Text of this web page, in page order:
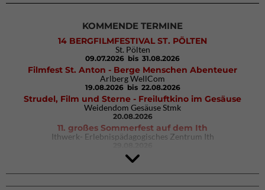
KOMMENDE TERMINE
14 BERGFILMFESTIVAL ST. PÖLTEN
St. Pölten
09.07.2026 bis 31.08.2026
Filmfest St. Anton - Berge Menschen Abenteuer
Arlberg WellCom
19.08.2026 bis 22.08.2026
Strudel, Film und Sterne - Freiluftkino im Gesäuse
Weidendom Gesäuse Stmk
20.08.2026
11. großes Sommerfest auf dem Ith
Ithwerk- Erlebnispädagogisches Zentrum Ith
Rock Master Arco
Arco (IT)